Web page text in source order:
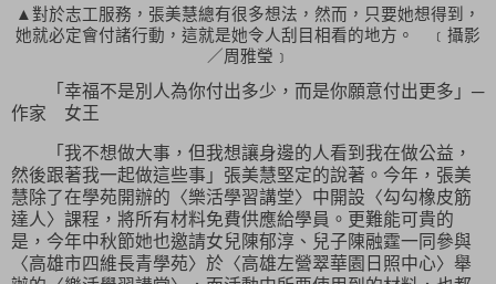
▲對於志工服務，張美慧總有很多想法，然而，只要她想得到，
她就必定會付諸行動，這就是她令人刮目相看的地方。 ﹝攝影
／周雅瑩﹞
「幸福不是別人為你付出多少，而是你願意付出更多」─
作家 女王
「我不想做大事，但我想讓身邊的人看到我在做公益，
然後跟著我一起做這些事」張美慧堅定的說著。今年，張美
慧除了在學苑開辦的〈樂活學習講堂〉中開設〈勾勾橡皮筋
達人〉課程，將所有材料免費供應給學員。更難能可貴的
是，今年中秋節她也邀請女兒陳郁淳、兒子陳融霆一同參與
〈高雄市四維長青學苑〉於〈高雄左營翠華園日照中心〉舉